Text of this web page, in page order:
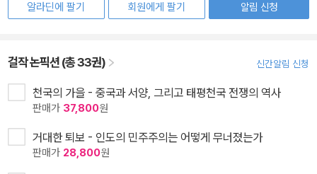
알라딘에 팔기
회원에게 팔기
알림 신청
걸작 논픽션 (총 33권) 신간알림 신청
천국의 가을 - 중국과 서양, 그리고 태평천국 전쟁의 역사
판매가 37,800원
거대한 퇴보 - 인도의 민주주의는 어떻게 무너졌는가
판매가 28,800원